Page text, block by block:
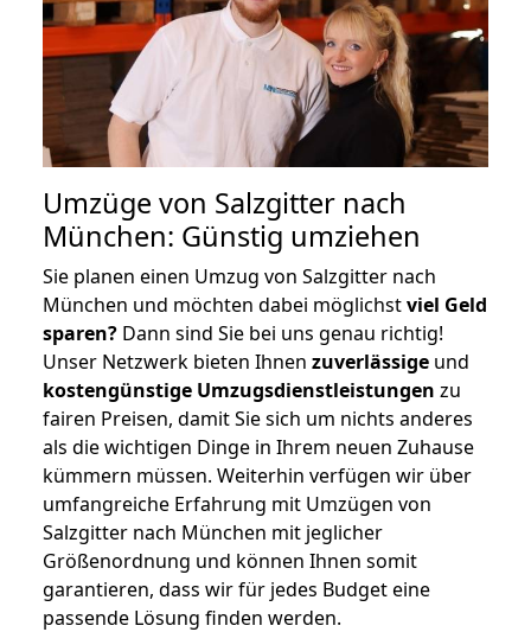
Umzüge von Salzgitter nach
München: Günstig umziehen
Sie planen einen Umzug von Salzgitter nach
München und möchten dabei möglichstviel Geld
sparen? Dann sind Sie bei uns genau richtig!
Unser Netzwerk bieten Ihnen zuverlässige und
kostengünstige Umzugsdienstleistungen zu
fairen Preisen, damit Sie sich um nichts anderes
als die wichtigen Dinge in Ihrem neuen Zuhause
kümmern müssen. Weiterhin verfügen wir über
umfangreiche Erfahrung mit Umzügen von
Salzgitter nach München mit jeglicher
Größenordnung und können Ihnen somit
garantieren, dass wir für jedes Budget eine
passende Lösung finden werden.